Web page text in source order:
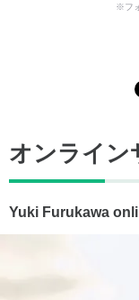
※フ
オンライン
Yuki Furukawa